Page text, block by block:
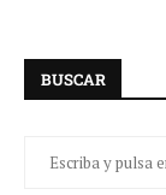
BUSCAR